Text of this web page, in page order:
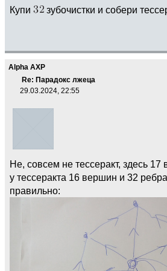
Купи зубочистки и собери
Alpha AXP
Re: Парадокс лжеца
29.03.2024, 22:55
Не, совсем не тессеракт, здесь
у тессеракта 16 вершин и 32
правильно: